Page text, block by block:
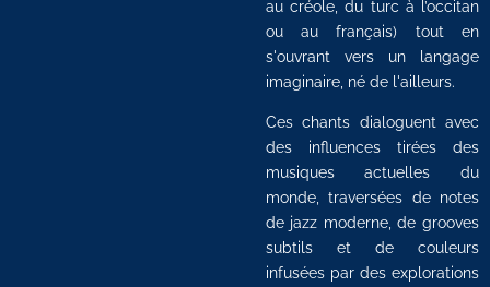
au créole, du turc à l’occitan
ou au français) tout en
s'ouvrant vers un langage
imaginaire, né de l'ailleurs.
Ces chants dialoguent avec
des influences tirées des
musiques actuelles du
monde, traversées de notes
de jazz moderne, de grooves
subtils et de couleurs
infusées par des explorations